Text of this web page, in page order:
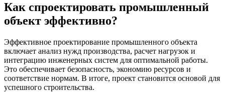
Как спроектировать промышленный
объект эффективно?
Эффективное проектирование промышленного объекта
включает анализ нужд производства, расчет нагрузок и
интеграцию инженерных систем для оптимальной работы.
Это обеспечивает безопасность, экономию ресурсов и
соответствие нормам. В итоге, проект становится основой для
успешного строительства.